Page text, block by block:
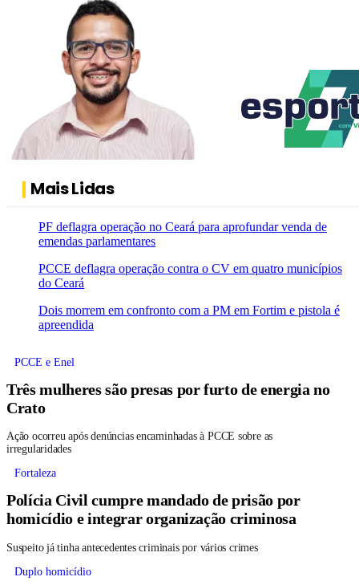
Mais Lidas
PF deflagra operação no Ceará para aprofundar venda de
emendas parlamentares
PCCE deflagra operação contra o CV em quatro municípios
do Ceará
Dois morrem em confronto com a PM em Fortim e pistola é
apreendida
PCCE e Enel
Três mulheres são presas por furto de energia no
Crato
Ação ocorreu após denúncias encaminhadas à PCCE sobre as
irregularidades
Fortaleza
Polícia Civil cumpre mandado de prisão por
homicídio e integrar organização criminosa
Suspeito já tinha antecedentes criminais por vários crimes
Duplo homicídio